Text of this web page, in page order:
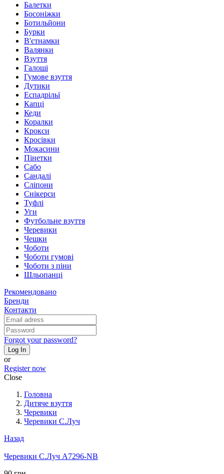
Балетки
Босоніжки
Ботильйони
Бурки
В'єтнамки
Валянки
Взуття
Галоші
Гумове взуття
Дутики
Еспадрільї
Капці
Кеди
Коралки
Крокси
Кросівки
Мокасини
Пінетки
Сабо
Сандалі
Сліпони
Снікерси
Туфлі
Уги
Футбольне взуття
Черевики
Чешки
Чоботи
Чоботи гумові
Чоботи з піни
Шльопанці
Рекомендовано
Бренди
Контакти
Forgot your password?
Log In
or
Register now
Close
Головна
Дитяче взуття
Черевики
Черевики С.Луч
Назад
Черевики С.Луч A7296-NB